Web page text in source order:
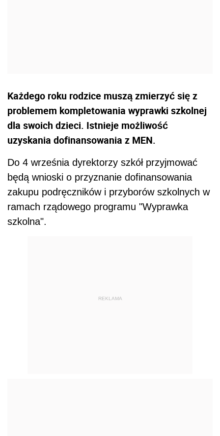
Każdego roku rodzice muszą zmierzyć się z
problemem kompletowania wyprawki szkolnej
dla swoich dzieci. Istnieje możliwość
uzyskania dofinansowania z MEN.
Do 4 września dyrektorzy szkół przyjmować
będą wnioski o przyznanie dofinansowania
zakupu podręczników i przyborów szkolnych w
ramach rządowego programu "Wyprawka
szkolna".
REKLAMA